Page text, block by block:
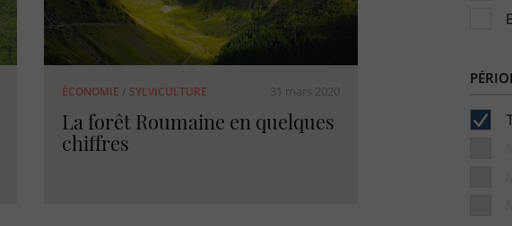
ÉCONOMIE / SYLVICULTURE 31 mars 2020
La forêt Roumaine en quelques
chiffres